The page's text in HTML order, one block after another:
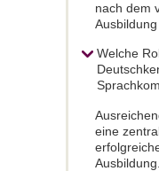
nach dem
Welche
eine